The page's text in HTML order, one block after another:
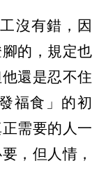
沒有錯，因
的，規定也
還是忍不住
福食」的初
需要的人一
，但人情，